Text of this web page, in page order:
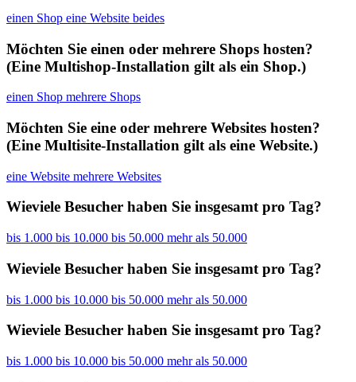
einen Shop eine Website beides
Möchten Sie einen oder mehrere Shops hosten?
(Eine Multishop-Installation gilt als ein Shop.)
einen Shop mehrere Shops
Möchten Sie eine oder mehrere Websites hosten?
(Eine Multisite-Installation gilt als eine Website.)
eine Website mehrere Websites
Wieviele Besucher haben Sie insgesamt pro Tag?
bis 1.000 bis 10.000 bis 50.000 mehr als 50.000
Wieviele Besucher haben Sie insgesamt pro Tag?
bis 1.000 bis 10.000 bis 50.000 mehr als 50.000
Wieviele Besucher haben Sie insgesamt pro Tag?
bis 1.000 bis 10.000 bis 50.000 mehr als 50.000